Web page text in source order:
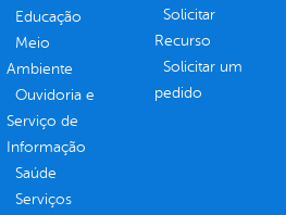
Educação
Meio
Ambiente
Ouvidoria e
Serviço de
Informação
Saúde
Serviços
Solicitar
Recurso
Solicitar um
pedido